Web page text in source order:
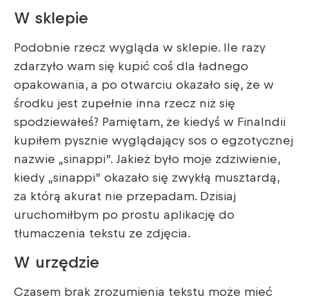
W sklepie
Podobnie rzecz wygląda w sklepie. Ile razy
zdarzyło wam się kupić coś dla ładnego
opakowania, a po otwarciu okazało się, że w
środku jest zupełnie inna rzecz niż się
spodziewałeś? Pamiętam, że kiedyś w Finalndii
kupiłem pysznie wyglądający sos o egzotycznej
nazwie „sinappi”. Jakież było moje zdziwienie,
kiedy „sinappi” okazało się zwykłą musztardą,
za którą akurat nie przepadam. Dzisiaj
uruchomiłbym po prostu aplikację do
tłumaczenia tekstu ze zdjęcia.
W urzędzie
Czasem brak zrozumienia tekstu może mieć